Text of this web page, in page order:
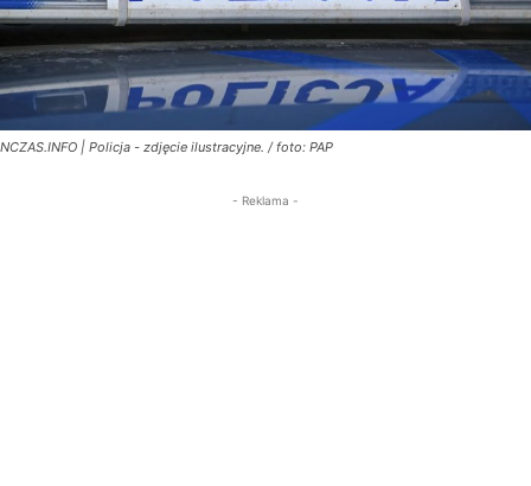
NCZAS.INFO | Policja - zdjęcie ilustracyjne. / foto: PAP
- Reklama -